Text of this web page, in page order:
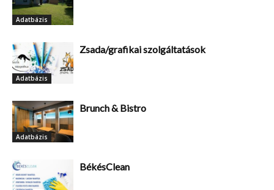
Adatbázis
Adatbázis
Zsada/grafikai szolgáltatások
Adatbázis
Brunch & Bistro
BékésClean